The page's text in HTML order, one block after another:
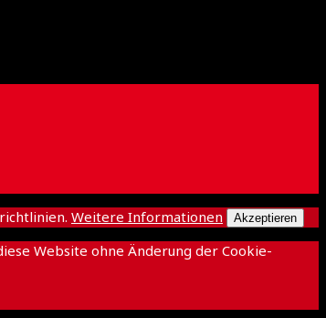
Weitere Informationen Akzeptieren
Website ohne Änderung der Cookie-